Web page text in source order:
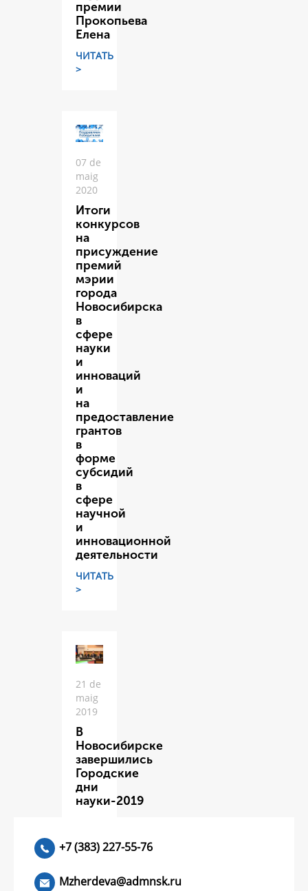
премии
Прокопьева
Елена
ЧИТАТЬ
>
07 de
maig
2020
Итоги
конкурсов
на
присуждение
премий
мэрии
города
Новосибирска
в
сфере
науки
и
инноваций
и
на
предоставление
грантов
в
форме
субсидий
в
сфере
научной
и
инновационной
деятельности
ЧИТАТЬ
>
21 de
maig
2019
В
Новосибирске
завершились
Городские
дни
науки-2019
+7 (383) 227-55-76
Mzherdeva@admnsk.ru